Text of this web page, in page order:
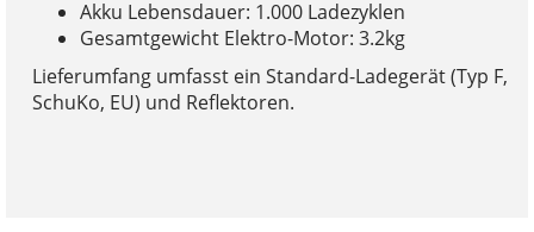
Akku Lebensdauer: 1.000 Ladezyklen
Gesamtgewicht Elektro-Motor: 3.2kg
Lieferumfang umfasst ein Standard-Ladegerät (Typ F,
SchuKo, EU) und Reflektoren.